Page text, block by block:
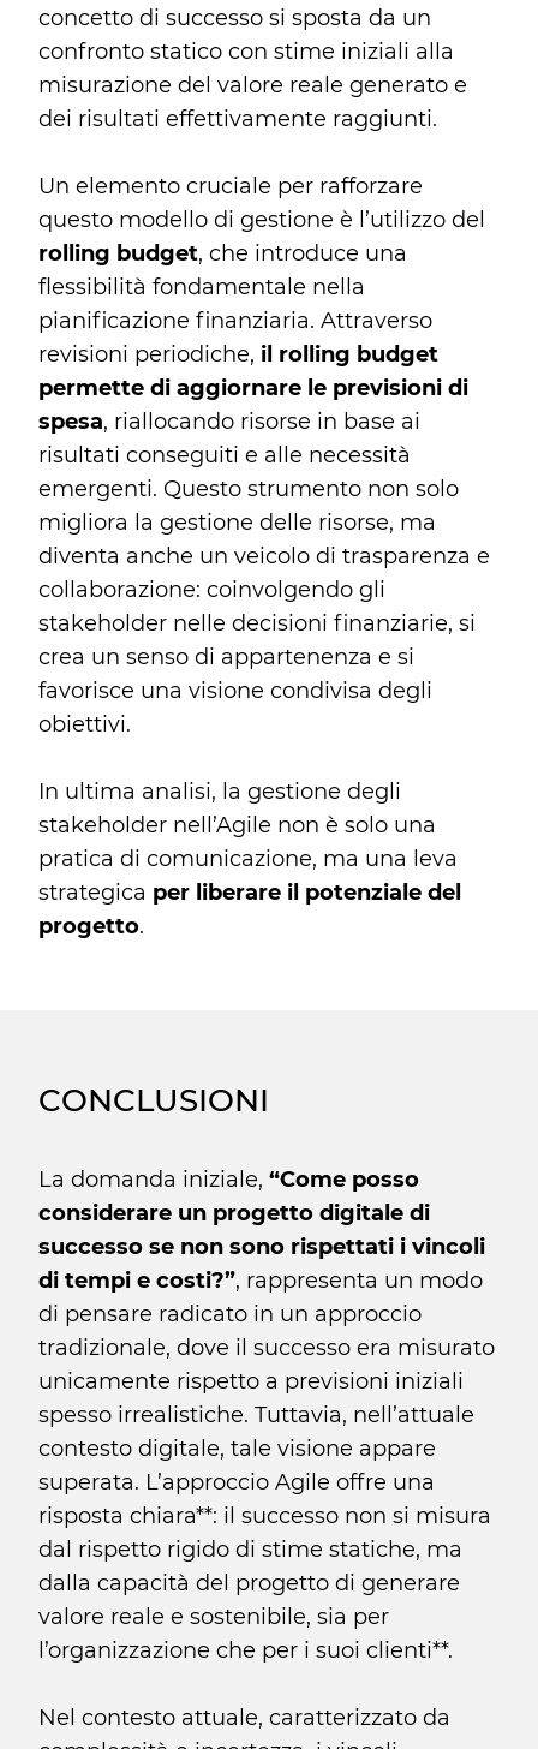
concetto di successo si sposta da un
confronto statico con stime iniziali alla
misurazione del valore reale generato e
dei risultati effettivamente raggiunti.
Un elemento cruciale per rafforzare
questo modello di gestione è l’utilizzo del
rolling budget, che introduce una
flessibilità fondamentale nella
pianificazione finanziaria. Attraverso
revisioni periodiche, il rolling budget
permette di aggiornare le previsioni di
spesa, riallocando risorse in base ai
risultati conseguiti e alle necessità
emergenti. Questo strumento non solo
migliora la gestione delle risorse, ma
diventa anche un veicolo di trasparenza e
collaborazione: coinvolgendo gli
stakeholder nelle decisioni finanziarie, si
crea un senso di appartenenza e si
favorisce una visione condivisa degli
obiettivi.
In ultima analisi, la gestione degli
stakeholder nell’Agile non è solo una
pratica di comunicazione, ma una leva
strategica per liberare il potenziale del
progetto.
CONCLUSIONI
La domanda iniziale, “Come posso
considerare un progetto digitale di
successo se non sono rispettati i vincoli
di tempi e costi?”, rappresenta un modo
di pensare radicato in un approccio
tradizionale, dove il successo era misurato
unicamente rispetto a previsioni iniziali
spesso irrealistiche. Tuttavia, nell’attuale
contesto digitale, tale visione appare
superata. L’approccio Agile offre una
risposta chiara**: il successo non si misura
dal rispetto rigido di stime statiche, ma
dalla capacità del progetto di generare
valore reale e sostenibile, sia per
l’organizzazione che per i suoi clienti**.
Nel contesto attuale, caratterizzato da